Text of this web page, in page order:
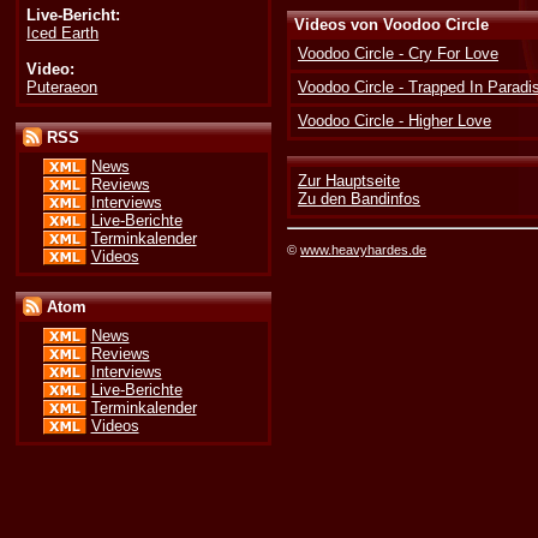
Live-Bericht:
Iced Earth
Video:
Puteraeon
RSS
News
Reviews
Interviews
Live-Berichte
Terminkalender
Videos
Atom
News
Reviews
Interviews
Live-Berichte
Terminkalender
Videos
Videos von Voodoo Circle
Voodoo Circle - Cry For Love
Voodoo Circle - Trapped In
Voodoo Circle - Higher Love
Zur Hauptseite
Zu den Bandinfos
©www.heavyhardes.de